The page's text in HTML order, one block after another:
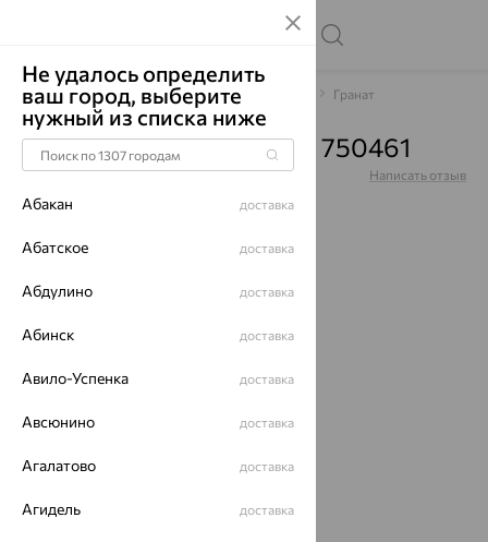
Главная Каталог Браслеты декоративные Гранат
Браслет, золото, гранат, 750461
Артикул:750461 Написать отзыв
Не удалось определить
ваш город, выберите
нужный из списка ниже
Абакан доставка
Абатское доставка
Абдулино доставка
Абинск доставка
Авило-Успенка доставка
Авсюнино доставка
Агалатово доставка
Агидель доставка